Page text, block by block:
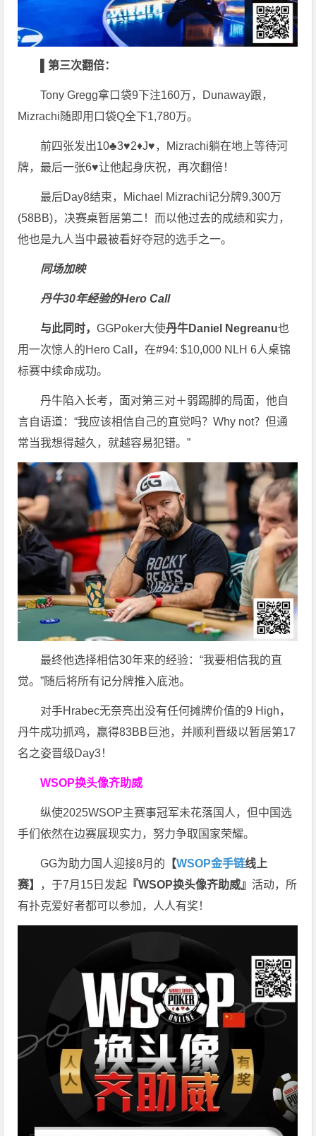
▌第三次翻倍：
Tony Gregg拿口袋9下注160万，Dunaway跟，
Mizrachi随即用口袋Q全下1,780万。
前四张发出10♣3♥2♦J♥，Mizrachi躺在地上等待河
牌，最后一张6♥让他起身庆祝，再次翻倍！
最后Day8结束，Michael Mizrachi记分牌9,300万
(58BB)，决赛桌暂居第二！而以他过去的成绩和实力，
他也是九人当中最被看好夺冠的选手之一。
同场加映
丹牛30年经验的Hero Call
与此同时，GGPoker大使丹牛Daniel Negreanu也
用一次惊人的Hero Call，在#94: $10,000 NLH 6人桌锦
标赛中续命成功。
丹牛陷入长考，面对第三对＋弱踢脚的局面，他自
言自语道：“我应该相信自己的直觉吗？Why not？但通
常当我想得越久，就越容易犯错。”
最终他选择相信30年来的经验：“我要相信我的直
觉。”随后将所有记分牌推入底池。
对手Hrabec无奈亮出没有任何摊牌价值的9 High，
丹牛成功抓鸡，赢得83BB巨池，并顺利晋级以暂居第17
名之姿晋级Day3！
WSOP换头像齐助威
纵使2025WSOP主赛事冠军未花落国人，但中国选
手们依然在边赛展现实力，努力争取国家荣耀。
GG为助力国人迎接8月的 【WSOP金手链线上
赛】 ，于7月15日发起 『WSOP换头像齐助威』 活动，所
有扑克爱好者都可以参加，人人有奖！